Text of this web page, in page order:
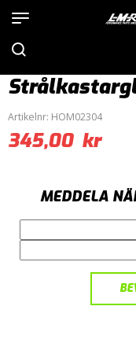
>Belysning
Artikelnr: HOM02304
345,00 kr
MEDDELA